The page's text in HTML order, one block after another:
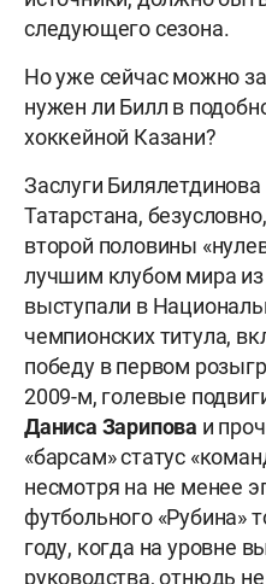
следующего сезона.
Но уже сейчас можно
нужен ли Билл в
хоккейной Казани?
Заслуги
Татарстана,
второй половины
лучшим клубом мира из
выступали в
чемпионских титула,
победу в первом
2009-м, голевые
Даниса Зарипова и
«барсам» статус
несмотря на не менее
футбольного «Рубина»
году, когда на уровне
руководства, отнюдь